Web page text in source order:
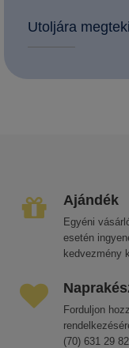
Utoljára
Ajándék
Egyéni
esetén
kedvezmény
Forduljon
(70) 631 29